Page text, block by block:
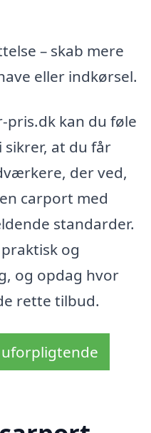
– skab mere
eller indkørsel.
pris.dk kan du føle
sikrer, at du får
der ved,
carport med
standarder.
og
og opdag hvor
rette tilbud.